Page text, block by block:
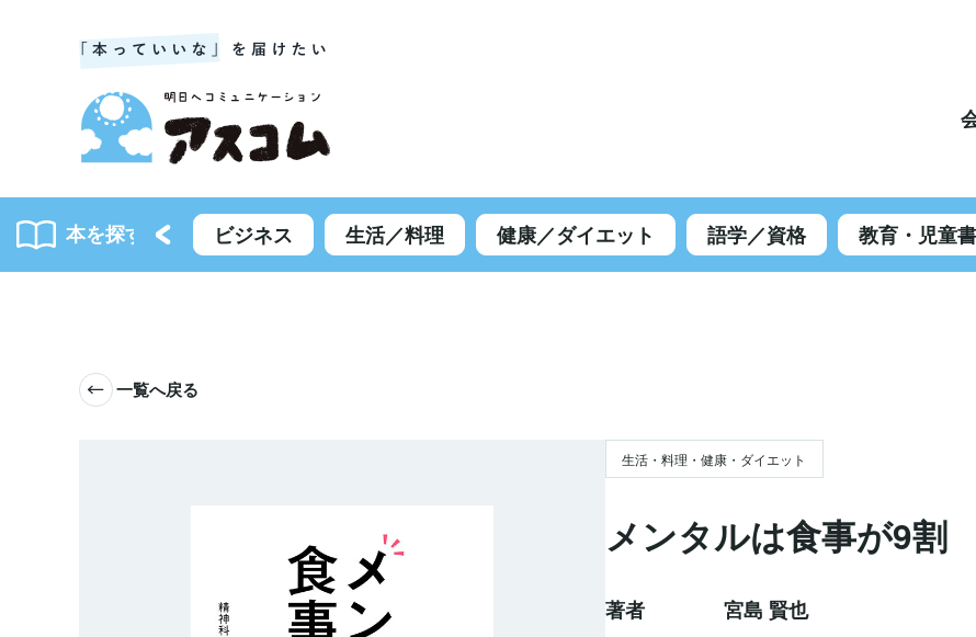
本を探す
書籍一覧 ビジネス 生活／料理 健康／ダイエット 語学／資格 教育・児童
一覧へ戻る
生活・料理・健康・ダイエット
メンタルは食事が9割
著者
宮島 賢也